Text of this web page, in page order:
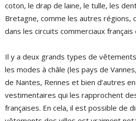
coton, le drap de laine, le tulle, les
Bretagne, comme les autres régions,
dans les circuits commerciaux
Il y a deux grands types de
les modes à châle (les pays de
de Nantes, Rennes et bien d’autres
vestimentaires qui les rapprochent
françaises. En cela, il est possible de